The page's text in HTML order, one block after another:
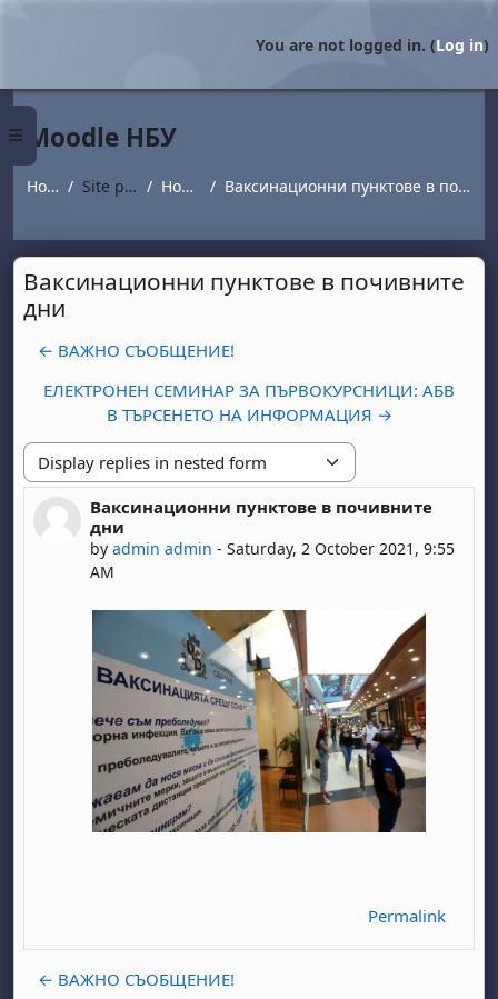
Side panel
You are not logged in. (Log in)
Moodle НБУ
Home Site pages Новини Ваксинационни пунктове в почивните дни
Ваксинационни пунктове в почивните
дни
← ВАЖНО СЪОБЩЕНИЕ!
ЕЛЕКТРОНЕН СЕМИНАР ЗА ПЪРВОКУРСНИЦИ: АБВ
В ТЪРСЕНЕТО НА ИНФОРМАЦИЯ →
Display mode
Ваксинационни пунктове в почивните
дни
by admin admin - Saturday, 2 October 2021, 9:55
AM
Number of replies: 0
Permalink
← ВАЖНО СЪОБЩЕНИЕ!